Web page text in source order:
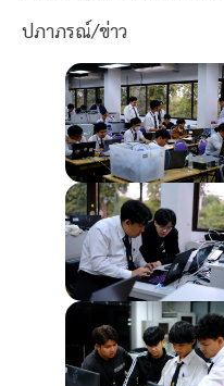
ปภาภรณ์/ข่าว